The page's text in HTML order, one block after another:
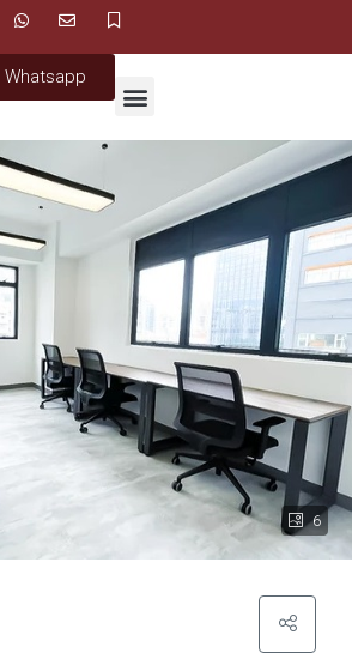
Whatsapp
6